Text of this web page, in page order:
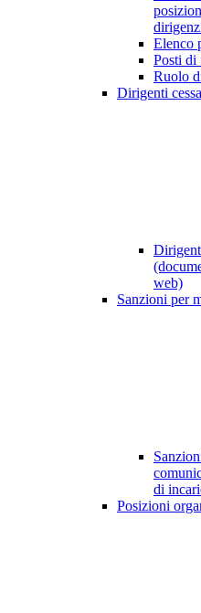
Elenco
Posti di
Ruolo
Dirigenti
web)
Sanzioni per
di
Posizioni